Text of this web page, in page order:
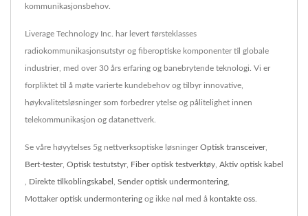
kommunikasjonsbehov.
Liverage Technology Inc. har levert førsteklasses
radiokommunikasjonsutstyr og fiberoptiske komponenter til globale
industrier, med over 30 års erfaring og banebrytende teknologi. Vi er
forpliktet til å møte varierte kundebehov og tilbyr innovative,
høykvalitetsløsninger som forbedrer ytelse og pålitelighet innen
telekommunikasjon og datanettverk.
Se våre høyytelses 5g nettverksoptiske løsningerOptisk transceiver,
Bert-tester, Optisk testutstyr, Fiber optisk testverktøy Aktiv optisk kabel
Direkte tilkoblingskabel Sender optisk undermontering
Mottaker optisk undermontering og ikke nøl med å kontakte oss